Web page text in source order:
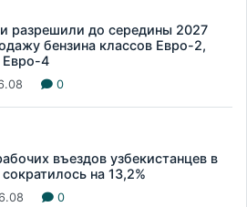
разрешили до середины 2027
бензина классов Евро-2,
Евро-4
0
въездов узбекистанцев в
на 13,2%
0